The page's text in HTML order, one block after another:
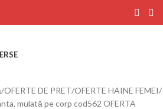
OFERTE DE PRET OFERTE HAINE FEMEI
mulată pe corp cod562 OFERTA